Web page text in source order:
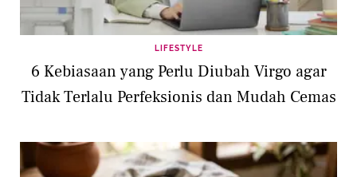
LIFESTYLE
6 Kebiasaan yang Perlu Diubah Virgo agar
Tidak Terlalu Perfeksionis dan Mudah Cemas